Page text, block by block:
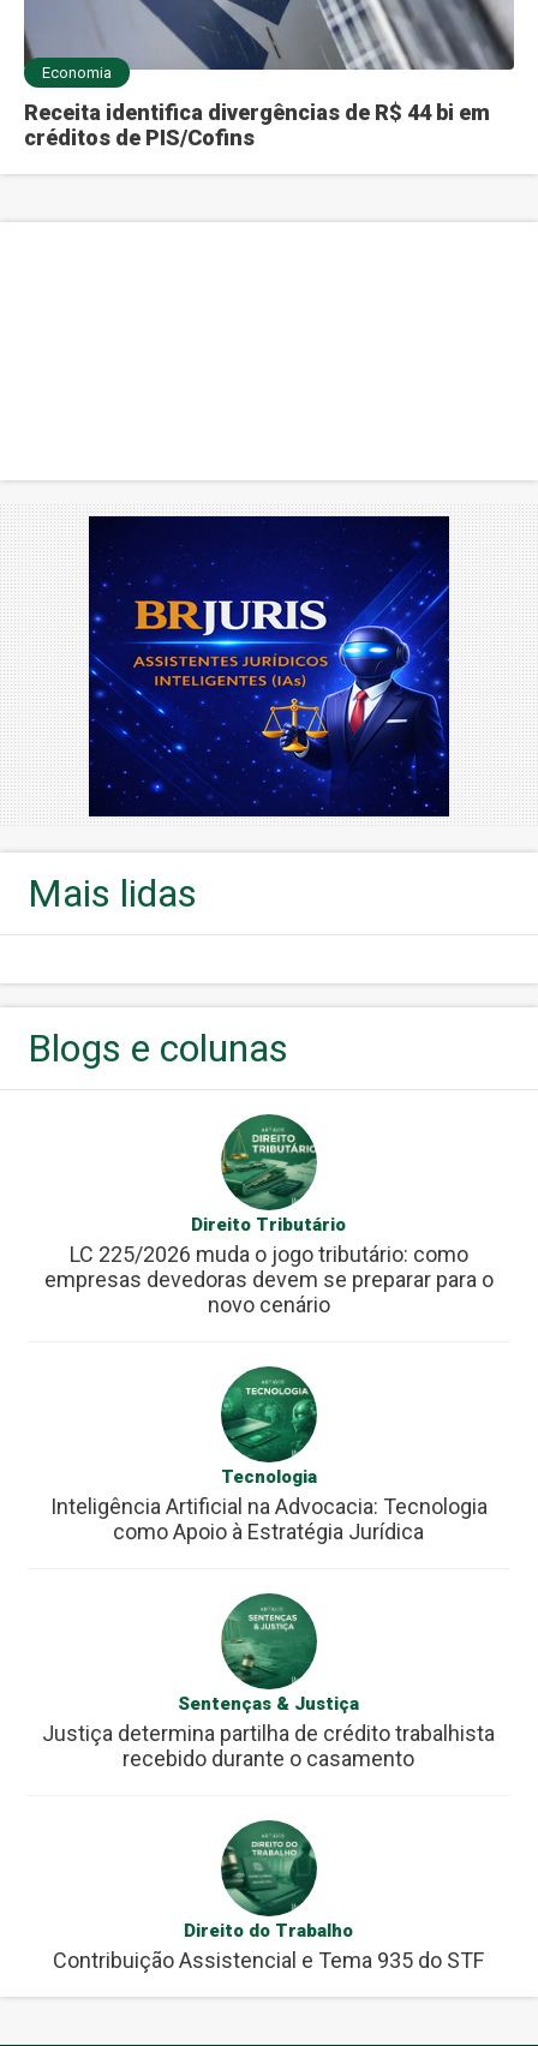
Economia
Receita identifica divergências de R$ 44 bi em
créditos de PIS/Cofins
Mais lidas
Blogs e colunas
Direito Tributário
LC 225/2026 muda o jogo tributário: como
empresas devedoras devem se preparar para o
novo cenário
Tecnologia
Inteligência Artificial na Advocacia: Tecnologia
como Apoio à Estratégia Jurídica
Sentenças & Justiça
Justiça determina partilha de crédito trabalhista
recebido durante o casamento
Direito do Trabalho
Contribuição Assistencial e Tema 935 do STF